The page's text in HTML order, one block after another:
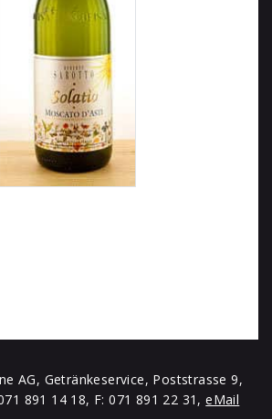
AG, Getränkeservice, Poststrasse 9,
891 14 18, F: 071 891 22 31,eMail